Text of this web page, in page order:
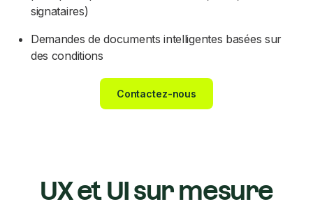
signataires)
Demandes de documents intelligentes basées sur
des conditions
Contactez-nous
UX et UI sur mesure